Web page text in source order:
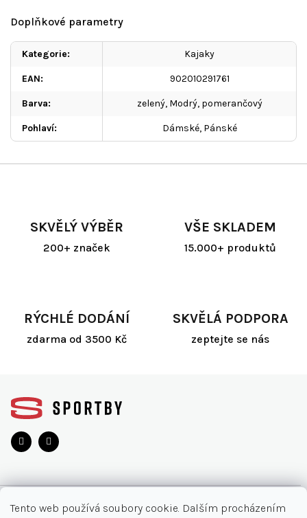
Tento web používá soubory cookie. Dalším procházením
SKVĚLÝ VÝBĚR
200+ značek
VŠE SKLADEM
15.000+ produktů
RÝCHLÉ DODÁNÍ
zdarma od 3500 Kč
SKVĚLÁ PODPORA
zeptejte se nás
Doplňkové parametry
Kategorie: Kajaky
EAN: 902010291761
Barva: zelený, Modrý, pomerančový
Pohlaví: Dámské, Pánské
O NÁKUPU